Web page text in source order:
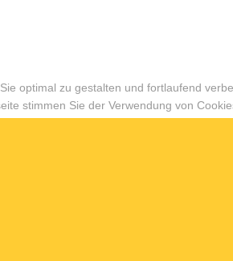
optimal zu gestalten und fortlaufend
stimmen Sie der Verwendung von